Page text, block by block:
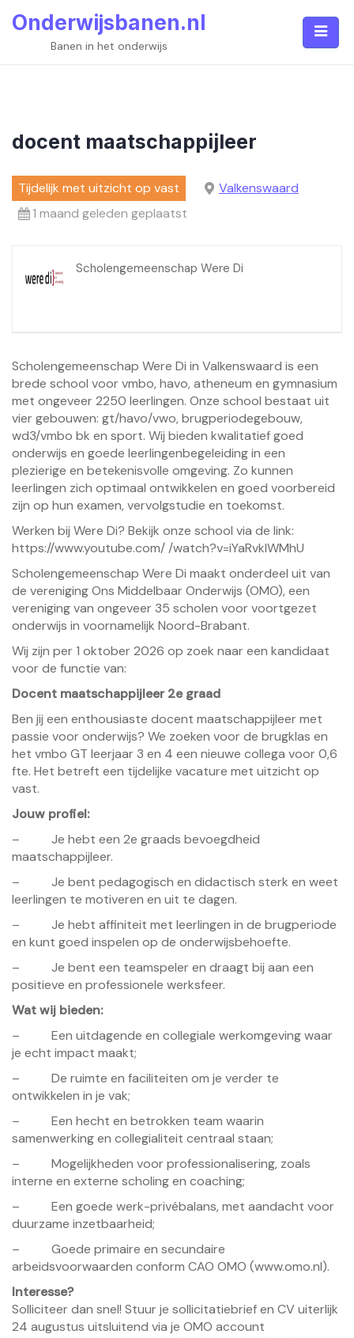
Onderwijsbanen.nl
Banen in het onderwijs
docent maatschappijleer
Tijdelijk met uitzicht op vast
Valkenswaard
1 maand geleden geplaatst
Scholengemeenschap Were Di
Scholengemeenschap Were Di in Valkenswaard is een
brede school voor vmbo, havo, atheneum en gymnasium
met ongeveer 2250 leerlingen. Onze school bestaat uit
vier gebouwen: gt/havo/vwo, brugperiodegebouw,
wd3/vmbo bk en sport. Wij bieden kwalitatief goed
onderwijs en goede leerlingenbegeleiding in een
plezierige en betekenisvolle omgeving. Zo kunnen
leerlingen zich optimaal ontwikkelen en goed voorbereid
zijn op hun examen, vervolgstudie en toekomst.
Werken bij Were Di? Bekijk onze school via de link:
https://www.youtube.com/ /watch?v=iYaRvkIWMhU
Scholengemeenschap Were Di maakt onderdeel uit van
de vereniging Ons Middelbaar Onderwijs (OMO), een
vereniging van ongeveer 35 scholen voor voortgezet
onderwijs in voornamelijk Noord-Brabant.
Wij zijn per 1 oktober 2026 op zoek naar een kandidaat
voor de functie van:
Docent maatschappijleer 2e graad
Ben jij een enthousiaste docent maatschappijleer met
passie voor onderwijs? We zoeken voor de brugklas en
het vmbo GT leerjaar 3 en 4 een nieuwe collega voor 0,6
fte. Het betreft een tijdelijke vacature met uitzicht op
vast.
Jouw profiel:
– Je hebt een 2e graads bevoegdheid
maatschappijleer.
– Je bent pedagogisch en didactisch sterk en weet
leerlingen te motiveren en uit te dagen.
– Je hebt affiniteit met leerlingen in de brugperiode
en kunt goed inspelen op de onderwijsbehoefte.
– Je bent een teamspeler en draagt bij aan een
positieve en professionele werksfeer.
Wat wij bieden:
– Een uitdagende en collegiale werkomgeving waar
je echt impact maakt;
– De ruimte en faciliteiten om je verder te
ontwikkelen in je vak;
– Een hecht en betrokken team waarin
samenwerking en collegialiteit centraal staan;
– Mogelijkheden voor professionalisering, zoals
interne en externe scholing en coaching;
– Een goede werk-privébalans, met aandacht voor
duurzame inzetbaarheid;
– Goede primaire en secundaire
arbeidsvoorwaarden conform CAO OMO (www.omo.nl).
Interesse?
Solliciteer dan snel! Stuur je sollicitatiebrief en CV uiterlijk
24 augustus uitsluitend via je OMO account